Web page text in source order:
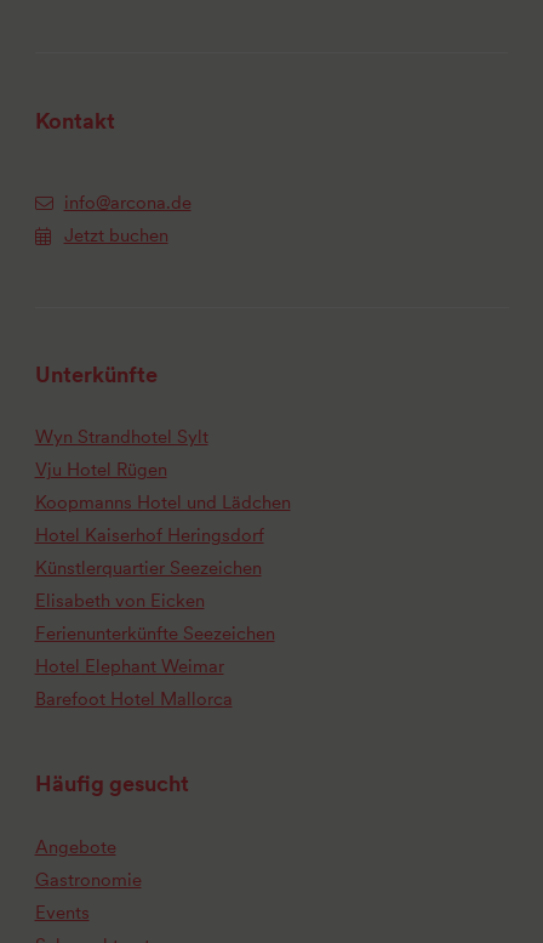
Kontakt
info@arcona.de
Jetzt buchen
Unterkünfte
Wyn Strandhotel Sylt
Vju Hotel Rügen
Koopmanns Hotel und Lädchen
Hotel Kaiserhof Heringsdorf
Künstlerquartier Seezeichen
Elisabeth von Eicken
Ferienunterkünfte Seezeichen
Hotel Elephant Weimar
Barefoot Hotel Mallorca
Häufig gesucht
Angebote
Gastronomie
Events